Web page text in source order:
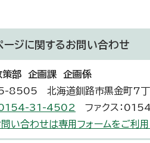
ージに関するお問い合わせ
策部 企画課 企画係
8505 北海道釧路市黒金町7
31-4502
ファクス：
い合わせは専用フォームをご利用